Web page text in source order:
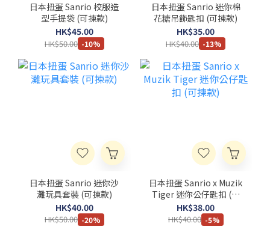
日本扭蛋 Sanrio 校服造
型手提袋 (可揀款)
HK$45.00
HK$50.00 -10%
日本扭蛋 Sanrio 迷你棉
花糖吊飾匙扣 (可揀款)
HK$35.00
HK$40.00 -13%
日本扭蛋 Sanrio 迷你沙
灘玩具套裝 (可揀款)
HK$40.00
HK$50.00 -20%
日本扭蛋 Sanrio x Muzik
Tiger 迷你公仔匙扣 (可
揀款)
HK$38.00
HK$40.00 -5%